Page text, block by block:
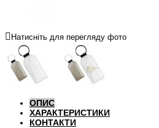
Натисніть для перегляду фото
ОПИС
ХАРАКТЕРИСТИКИ
КОНТАКТИ